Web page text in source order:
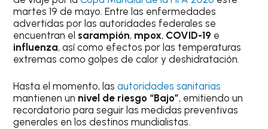
martes 19 de mayo. Entre las enfermedades
advertidas por las autoridades federales se
encuentran el sarampión, mpox, COVID-19 e
influenza, así como efectos por las temperaturas
extremas como golpes de calor y deshidratación.
Hasta el momento, lasautoridades sanitarias
mantienen un nivel de riesgo “Bajo”, emitiendo un
recordatorio para seguir las medidas preventivas
generales en los destinos mundialistas.